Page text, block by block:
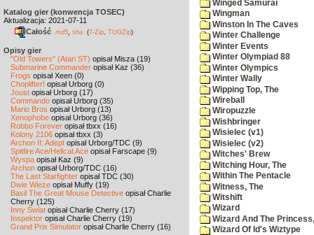
Katalog gier (konwencja TOSEC)
Aktualizacja: 2021-07-11
Całość md5 sha (7-Zip TUGZip)
Opisy gier
"Old Towers" (Atari ST) opisał Misza (19)
Submarine Commander opisał Kaz (36)
Frogs opisał Xeen (0)
Choplifter! opisał Urborg (0)
Joust opisał Urborg (17)
Commando opisał Urborg (35)
Mario Bros opisał Urborg (13)
Xenophobe opisał Urborg (36)
Robbo Forever opisał tbxx (16)
Kolony 2106 opisał tbxx (3)
Archon II: Adept opisał Urborg/TDC (9)
Spitfire Ace/Hellcat Ace opisał Farscape (9)
Wyspa opisał Kaz (9)
Archon opisał Urborg/TDC (16)
The Last Starfighter opisał TDC (30)
Dwie Wieże opisał Muffy (19)
Basil The Great Mouse Detective opisał Charlie
Cherry (125)
Inny Świat opisał Charlie Cherry (17)
Inspektor opisał Charlie Cherry (19)
Grand Prix Simulator opisał Charlie Cherry (16)
Winged Samurai
Wingman
Winston In The Caves
Winter Challenge
Winter Events
Winter Olympiad 88
Winter Olympics
Winter Wally
Wipping Top, The
Wireball
Wiropuzzle
Wishbringer
Wisielec (v1)
Wisielec (v2)
Witches' Brew
Witching Hour, The
Within The Pentacle
Witness, The
Witshift
Wizard
Wizard And The
Wizard Of Id's Wiztype